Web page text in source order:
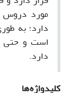
مورد دروس
دارد؛ به
است و حتی
دارد.
کلیدواژه‌ها